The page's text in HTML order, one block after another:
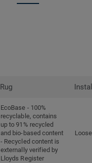
Rug
EcoBase - 100%
recyclable, contains
up to 91% recycled
and bio-based content
- Recycled content is
externally verified by
Lloyds Register